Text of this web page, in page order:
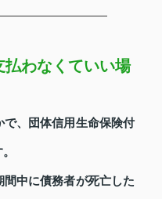
わなくていい場
、団体信用生命保険付
間中に債務者が死亡した